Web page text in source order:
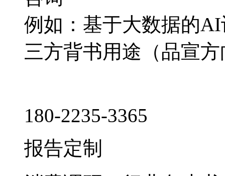
例如：基于大数据的
三方背书用途（品宣
180-2235-3365
报告定制